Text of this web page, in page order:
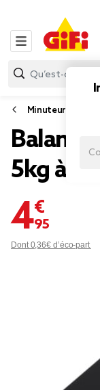
Minuteur et
5kg à
4,95 €
Dont 0,36€ d’éco-part